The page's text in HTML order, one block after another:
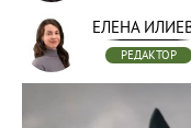
ЕЛЕНА
РЕДАКТОР